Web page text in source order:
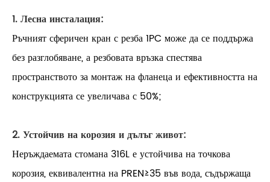
1. Лесна инсталация:
Ръчният сферичен кран с резба 1PC може да се поддържа
без разглобяване, а резбовата връзка спестява
пространството за монтаж на фланеца и ефективността на
конструкцията се увеличава с 50%;
2. Устойчив на корозия и дълъг живот:
Неръждаемата стомана 316L е устойчива на точкова
корозия, еквивалентна на PREN≥35 във вода, съдържаща